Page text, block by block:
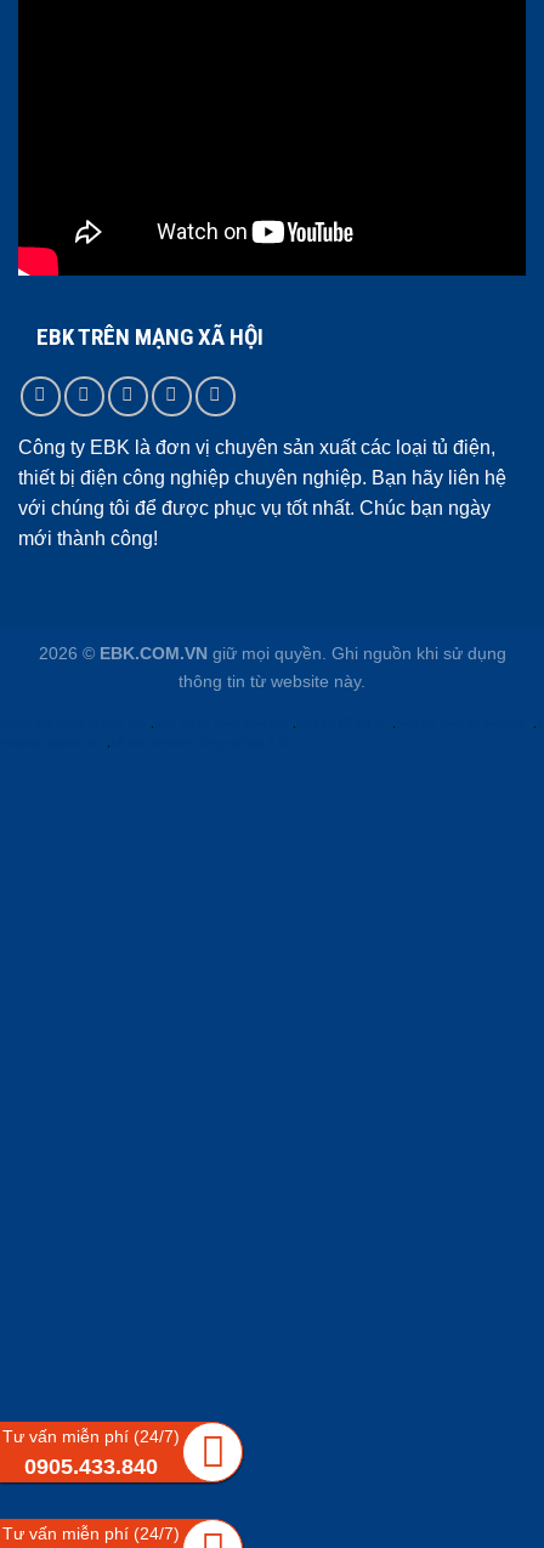
EBK TRÊN MẠNG XÃ HỘI
Công ty EBK là đơn vị chuyên sản xuất các loại tủ điện,
thiết bị điện công nghiệp chuyên nghiệp. Bạn hãy liên hệ
với chúng tôi để được phục vụ tốt nhất. Chúc bạn ngày
mới thành công!
2026 © EBK.COM.VN giữ mọi quyền. Ghi nguồn khi sử dụng
thông tin từ website này.
Tư vấn miễn phí (24/7)
Tư vấn miễn phí (24/7)
0905.433.840